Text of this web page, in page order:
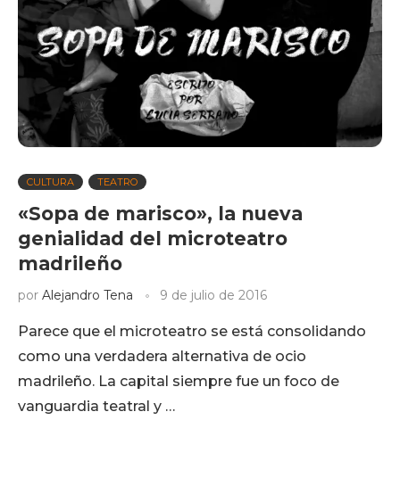
CULTURA TEATRO
«Sopa de marisco», la nueva
genialidad del microteatro
madrileño
por Alejandro Tena 9 de julio de 2016
Parece que el microteatro se está consolidando
como una verdadera alternativa de ocio
madrileño. La capital siempre fue un foco de
vanguardia teatral y …